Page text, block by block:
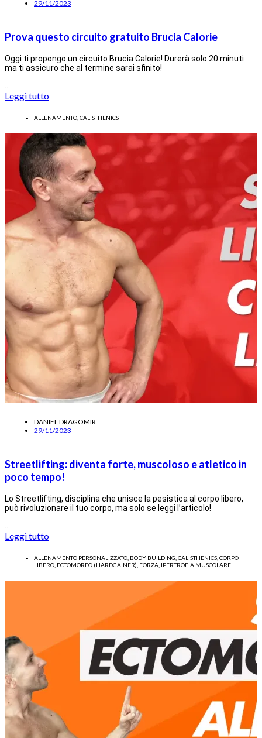
29/11/2023
Prova questo circuito gratuito Brucia Calorie
Oggi ti propongo un circuito Brucia Calorie! Durerà solo 20 minuti
ma ti assicuro che al termine sarai sfinito!
Leggi tutto
ALLENAMENTO CALISTHENICS
DANIEL DRAGOMIR
29/11/2023
Streetlifting: diventa forte, muscoloso e atletico in
poco tempo!
Lo Streetlifting, disciplina che unisce la pesistica al corpo libero,
può rivoluzionare il tuo corpo, ma solo se leggi l’articolo!
Leggi tutto
ALLENAMENTO PERSONALIZZATO BODY BUILDING CALISTHENICS CORPO
LIBERO ECTOMORFO (HARDGAINER) FORZA IPERTROFIA MUSCOLARE